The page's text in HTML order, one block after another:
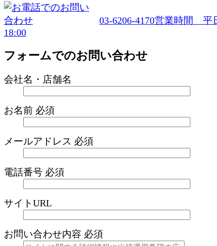
03-6206-4170営業時間 平
18:00
フォームでのお問い合わせ
会社名・店舗名
お名前 必須
メールアドレス 必須
電話番号 必須
サイトURL
お問い合わせ内容 必須